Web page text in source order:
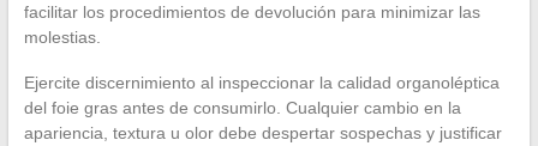
facilitar los procedimientos de devolución para minimizar las
molestias.
Ejercite discernimiento al inspeccionar la calidad organoléptica
del foie gras antes de consumirlo. Cualquier cambio en la
apariencia, textura u olor debe despertar sospechas y justificar